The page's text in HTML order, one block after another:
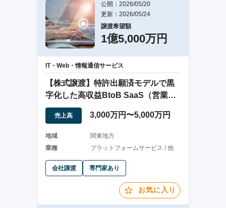
公開：2026/05/20
更新：2026/05/24
譲渡希望額
1億5,000万円
IT・Web・情報通信サービス
【株式譲渡】特許出願済モデルで黒
字化した高収益BtoB SaaS（営業DX
領域）
売上高 3,000万円〜5,000万円
地域
関東地方
業種
プラットフォームサービス / 他
会社譲渡 専門家あり
お気に入り